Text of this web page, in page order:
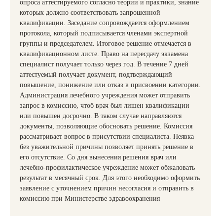
опроса аттестируемого согласно теории и практики, знание
которых должно соответствовать запрошенной
квалификации. Заседание сопровождается оформлением
протокола, который подписывается членами экспертной
группы и председателем. Итоговое решение отмечается в
квалификационном листе. Право на пересдачу экзамена
специалист получает только через год. В течение 7 дней
аттестуемый получает документ, подтверждающий
повышение, понижение или отказ в присвоении категории.
Администрация лечебного учреждения может отправить
запрос в комиссию, чтоб врач был лишен квалификации
или повышен досрочно. В таком случае направляются
документы, позволяющие обосновать решение. Комиссия
рассматривает вопрос в присутствии специалиста. Неявка
без уважительной причины позволяет принять решение в
его отсутствие. Со дня вынесения решения врач или
лечебно-профилактическое учреждение может обжаловать
результат в месячный срок. Для этого необходимо оформить
заявление с уточнением причин несогласия и отправить в
комиссию при Министерстве здравоохранения